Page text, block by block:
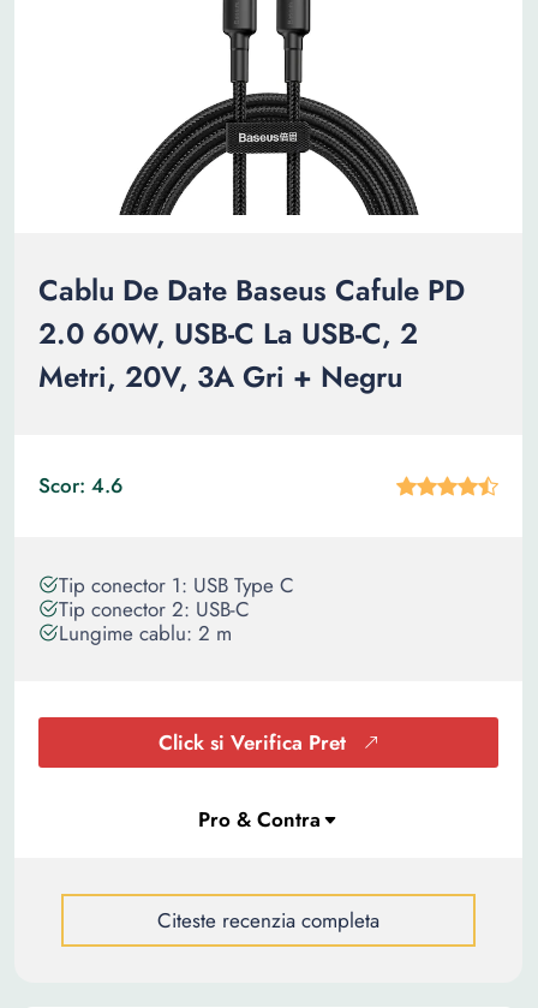
Cablu De Date Baseus Cafule PD
2.0 60W, USB-C La USB-C, 2
Metri, 20V, 3A Gri + Negru
Scor: 4.6
Tip conector 1: USB Type C
Tip conector 2: USB-C
Lungime cablu: 2 m
Click si Verifica Pret
Citeste recenzia completa